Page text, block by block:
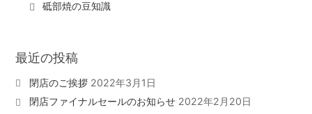
砥部焼の豆知識
最近の投稿
閉店のご挨拶 2022年3月1日
閉店ファイナルセールのお知らせ 2022年2月20日